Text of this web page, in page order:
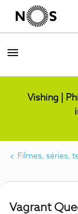
Vishing |
Filmes, séries,
Vagrant